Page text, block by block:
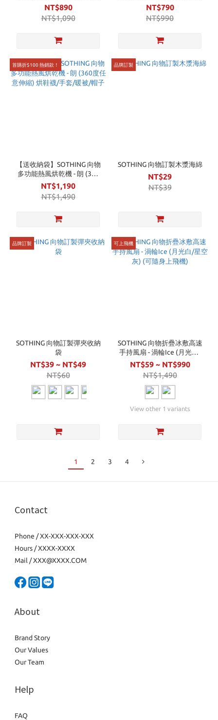
濕 大容量加濕 增濕 水霧機
水氧機 肌膚補水 濾芯耗材
NT$890
NT$1,090
氧機 大容量加濕器 濾芯耗材
NT$790
NT$990
首購折$100 熱銷款！
【送收納袋】SOTHING 向物
多功能熱風烘乾機 - 朗 (360
度任意伸縮) 烘鞋襪/手套/暖
被/帽子
NT$1,190
NT$1,490
品牌訂製
SOTHING 向物訂製木漿海綿
NT$29
NT$39
品牌訂製
SOTHING 向物訂製彈夾收納
袋
NT$39 ~ NT$49
NT$60
可上飛機
SOTHING 向物折疊冰敷高速
手持風扇 - 渦輪Ice (月光白/
星空灰) (可隨身上飛機)
NT$59 ~ NT$990
NT$1,490
View other 1 variants
1 2 3 4
Contact
Phone / XX-XXX-XXX-XXX
Hours / XXXX-XXXX
Mail / XXX@XXXX.COM
About
Brand Story
Our Values
Our Team
Help
FAQ